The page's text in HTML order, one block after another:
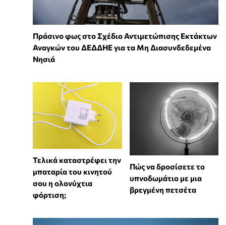
Πράσινο φως στο Σχέδιο Αντιμετώπισης Εκτάκτων
Αναγκών του ΔΕΔΔΗΕ για τα Μη Διασυνδεδεμένα
Νησιά
Τελικά καταστρέφει την
μπαταρία του κινητού
σου η ολονύχτια
φόρτιση;
Πώς να δροσίσετε το
υπνοδωμάτιο με μια
βρεγμένη πετσέτα